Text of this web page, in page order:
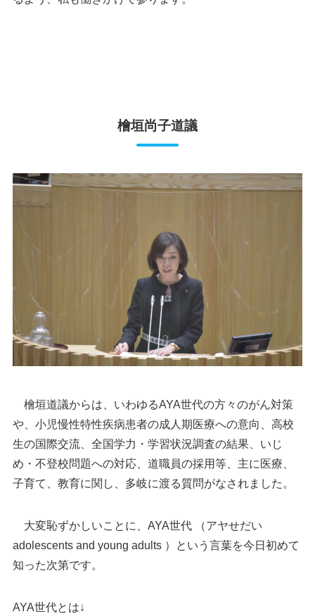
檜垣尚子道議
檜垣道議からは、いわゆるAYA世代の方々のがん対策
や、小児慢性特性疾病患者の成人期医療への意向、高校
生の国際交流、全国学力・学習状況調査の結果、いじ
め・不登校問題への対応、道職員の採用等、主に医療、
子育て、教育に関し、多岐に渡る質問がなされました。
大変恥ずかしいことに、 AYA世代 （アヤせだい
adolescents and young adults ）という言葉を今日初めて
知った次第です。
AYA世代とは↓